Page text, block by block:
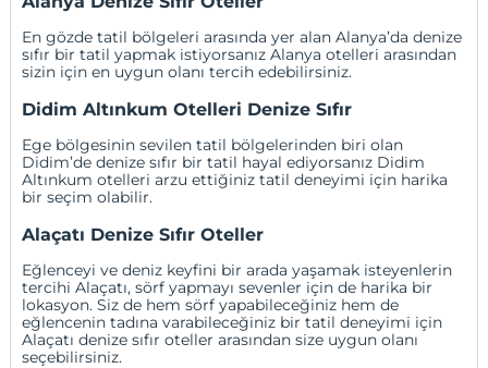
En gözde tatil bölgeleri arasında yer alan Alanya’da denize
sıfır bir tatil yapmak istiyorsanızAlanya otelleri arasından
sizin için en uygun olanı tercih edebilirsiniz.
Didim Altınkum Otelleri Denize Sıfır
Ege bölgesinin sevilen tatil bölgelerinden biri olan
Didim’de denize sıfır bir tatil hayal ediyorsanız Didim
Altınkum otelleri arzu ettiğiniz tatil deneyimi için harika
bir seçim olabilir.
Alaçatı Denize Sıfır Oteller
Eğlenceyi ve deniz keyfini bir arada yaşamak isteyenlerin
tercihiAlaçatı, sörf yapmayı sevenler için de harika bir
lokasyon. Siz de hem sörf yapabileceğiniz hem de
eğlencenin tadına varabileceğiniz bir tatil deneyimi için
Alaçatı denize sıfır oteller arasından size uygun olanı
seçebilirsiniz.